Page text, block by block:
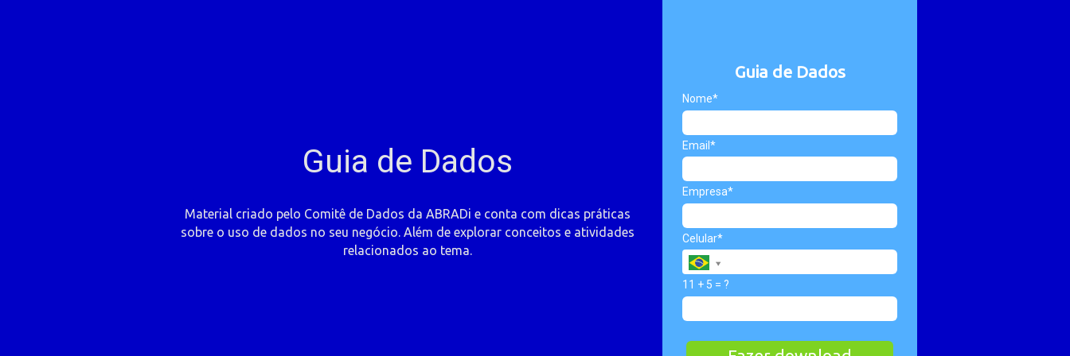
Guia de Dados
Material criado pelo Comitê de Dados da ABRADi e conta com dicas práticas
sobre o uso de dados no seu negócio. Além de explorar conceitos e atividades
relacionados ao tema.
Guia de Dados
Nome*
Email*
Empresa*
Celular*
11 + 5 = ?